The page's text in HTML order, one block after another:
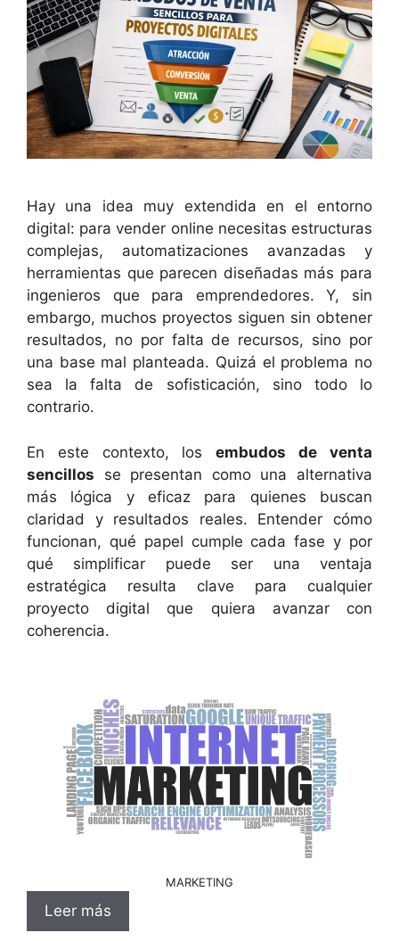
Hay una idea muy extendida en el entorno
digital: para vender online necesitas estructuras
complejas, automatizaciones avanzadas y
herramientas que parecen diseñadas más para
ingenieros que para emprendedores. Y, sin
embargo, muchos proyectos siguen sin obtener
resultados, no por falta de recursos, sino por
una base mal planteada. Quizá el problema no
sea la falta de sofisticación, sino todo lo
contrario.
En este contexto, losembudos de venta
sencillos se presentan como una alternativa
más lógica y eficaz para quienes buscan
claridad y resultados reales. Entender cómo
funcionan, qué papel cumple cada fase y por
qué simplificar puede ser una ventaja
estratégica resulta clave para cualquier
proyecto digital que quiera avanzar con
coherencia.
MARKETING
Leer más